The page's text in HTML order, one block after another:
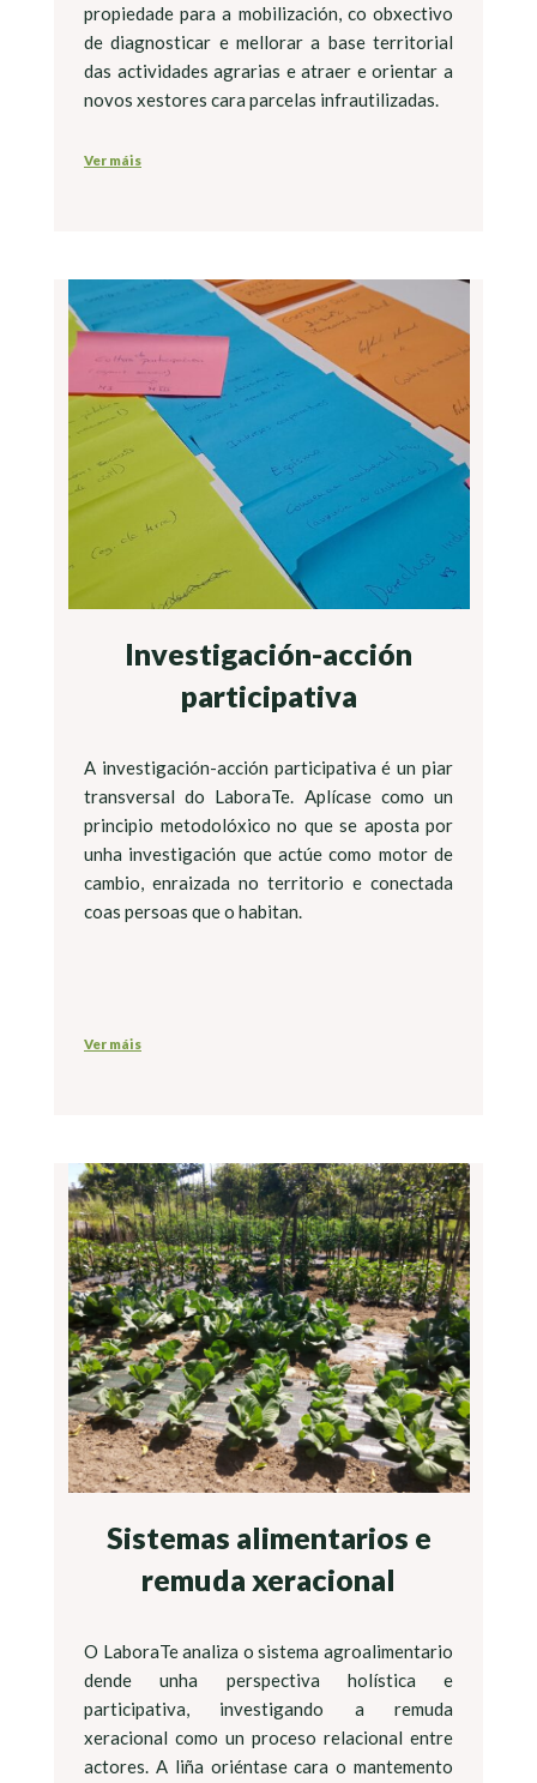
propiedade para a mobilización, co obxectivo
de diagnosticar e mellorar a base territorial
das actividades agrarias e atraer e orientar a
novos xestores cara parcelas infrautilizadas.
Ver máis
Investigación-acción
participativa
A investigación-acción participativa é un piar
transversal do LaboraTe. Aplícase como un
principio metodolóxico no que se aposta por
unha investigación que actúe como motor de
cambio, enraizada no territorio e conectada
coas persoas que o habitan.
Ver máis
Sistemas alimentarios e
remuda xeracional
O LaboraTe analiza o sistema agroalimentario
dende unha perspectiva holística e
participativa, investigando a remuda
xeracional como un proceso relacional entre
actores. A liña oriéntase cara o mantemento